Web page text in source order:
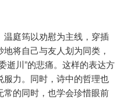
庭筠以劝慰为主线，穿插
将自己与友人划为同类，
逝川”的悲痛。这样的表达方
力。同时，诗中的哲理也
的同时，也学会珍惜眼前